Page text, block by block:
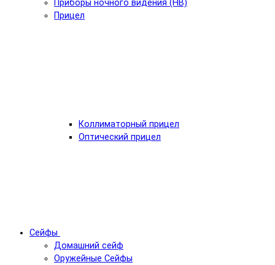
Приборы ночного видения (НВ)
Прицел
Коллиматорный прицел
Оптический прицел
Сейфы
Домашний сейф
Оружейные Сейфы